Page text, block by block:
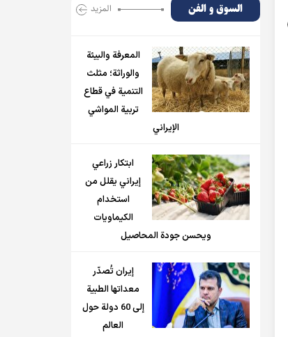
السوق و الفن المزید
المعرفة والبيئة
والوراثة؛ مثلث
التنمية في قطاع
تربية المواشي
الإيراني
ابتكار زراعي
إيراني يقلل من
استخدام
الكيماويات
ويحسن جودة المحاصيل
إيران تُصدّر
معداتها الطبية
إلى 60 دولة حول
العالم